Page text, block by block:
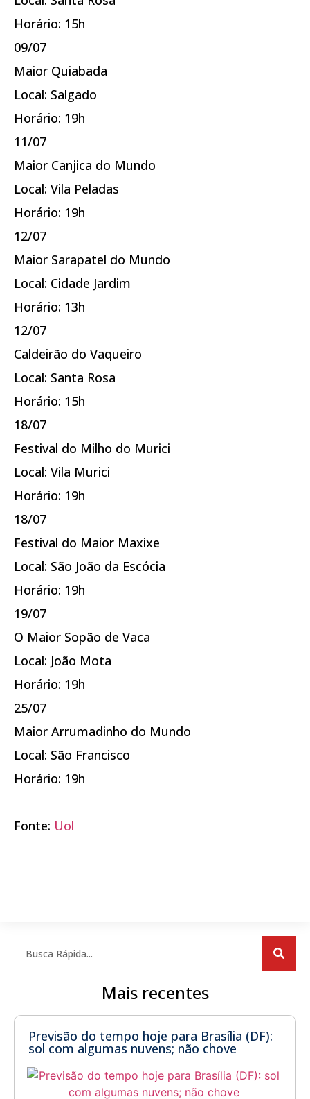
Horário: 15h
09/07
Maior Quiabada
Local: Salgado
Horário: 19h
11/07
Maior Canjica do Mundo
Local: Vila Peladas
Horário: 19h
12/07
Maior Sarapatel do Mundo
Local: Cidade Jardim
Horário: 13h
12/07
Caldeirão do Vaqueiro
Local: Santa Rosa
Horário: 15h
18/07
Festival do Milho do Murici
Local: Vila Murici
Horário: 19h
18/07
Festival do Maior Maxixe
Local: São João da Escócia
Horário: 19h
19/07
O Maior Sopão de Vaca
Local: João Mota
Horário: 19h
25/07
Maior Arrumadinho do Mundo
Local: São Francisco
Horário: 19h
Fonte: Uol
Mais recentes
Previsão do tempo hoje para Brasília (DF):
sol com algumas nuvens; não chove